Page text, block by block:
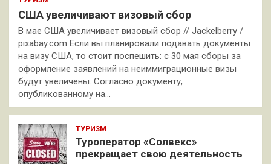
США увеличивают визовый сбор
В мае США увеличивает визовый сбор // Jackelberry /
pixabay.com Если вы планировали подавать документы
на визу США, то стоит поспешить: с 30 мая сборы за
оформление заявлений на неиммиграционные визы
будут увеличены. Согласно документу,
опубликованному на…
ТУРИЗМ
Туроператор «Солвекс»
прекращает свою деятельность